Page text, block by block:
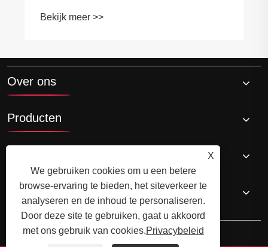
Bekijk meer >>
Over ons
Producten
Neem contact met ons op
X
We gebruiken cookies om u een betere
browse-ervaring te bieden, het siteverkeer te
analyseren en de inhoud te personaliseren.
Door deze site te gebruiken, gaat u akkoord
met ons gebruik van cookies.Privacybeleid